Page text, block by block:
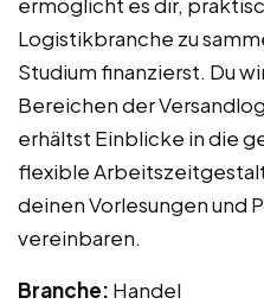
Logistikbranche zu
Studium finanzierst. Du
Bereichen der
erhältst Einblicke in die
flexible
deinen Vorlesungen und
vereinbaren.
Branche: Handel